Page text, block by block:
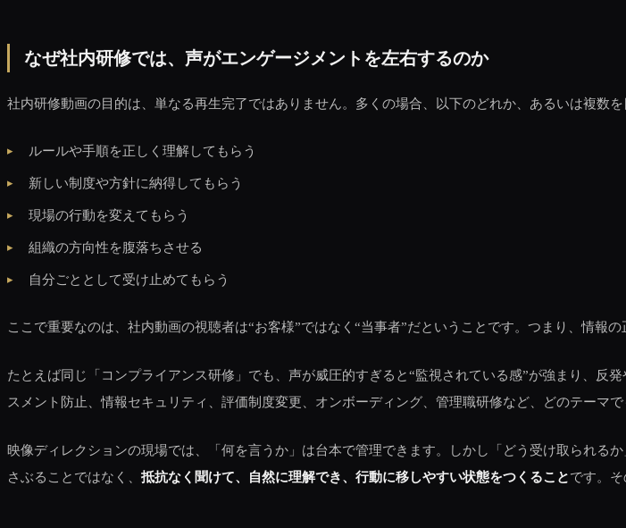
なぜ社内研修では、声がエンゲージメントを左右するのか
社内研修動画の目的は、単なる再生完了ではありません。多くの場合、以下のどれか、あるいは複数を
ルールや手順を正しく理解してもらう
新しい制度や方針に納得してもらう
現場の行動を変えてもらう
組織の方向性を腹落ちさせる
自分ごととして受け止めてもらう
ここで重要なのは、社内動画の視聴者は“お客様”ではなく“当事者”だということです。つまり、情報の
たとえば同じ「コンプライアンス研修」でも、声が威圧的すぎると“監視されている感”が強まり、
スメント防止、情報セキュリティ、評価制度変更、オンボーディング、管理職研修など、どのテーマ
映像ディレクションの現場では、「何を言うか」は台本で管理できます。しかし「どう受け取られ
さぶることではなく、 抵抗なく聞けて、自然に理解でき、行動に移しやすい状態をつくることです。そ